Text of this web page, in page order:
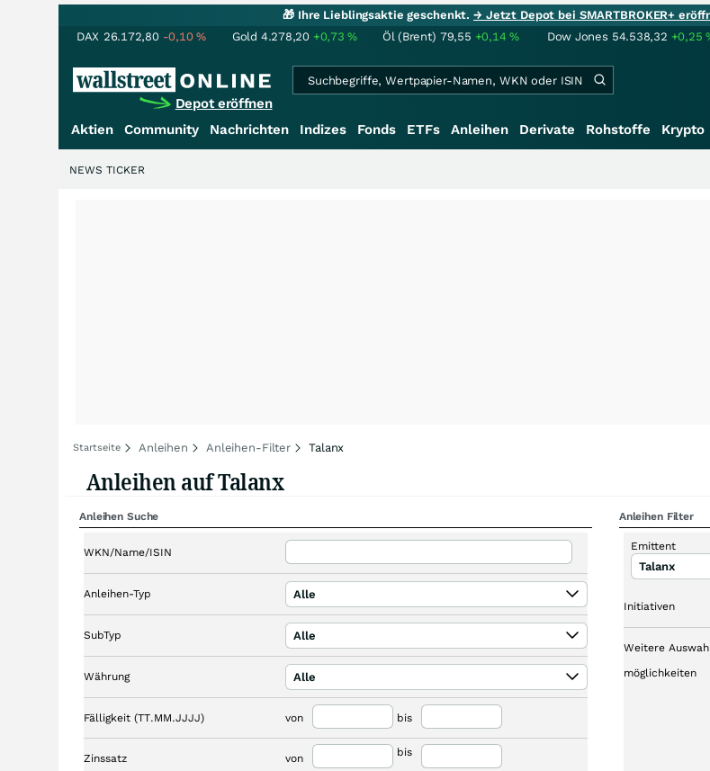
🎁 Ihre Lieblingsaktie geschenkt.→ Jetzt Depot bei SMARTBROKER+
DAX 26.172,80 -0,10% Gold 4.278,20 +0,73% Öl (Brent) 79,55 +0,14% Dow Jones 54.538,32 +0,25
Depot eröffnen
Aktien Community Nachrichten Indizes Fonds ETFs Anleihen Derivate Rohstoffe Krypto
NEWS TICKER
Startseite Anleihen Anleihen-Filter Talanx
Anleihen auf Talanx
Anleihen Suche
WKN/Name/ISIN
Anleihen-Typ Alle
SubTyp Alle
Währung Alle
Fälligkeit (TT.MM.JJJJ) von bis
Zinssatz von bis
Anleihen Filter
Emittent
Talanx
Initiativen
Weitere
möglichkeiten